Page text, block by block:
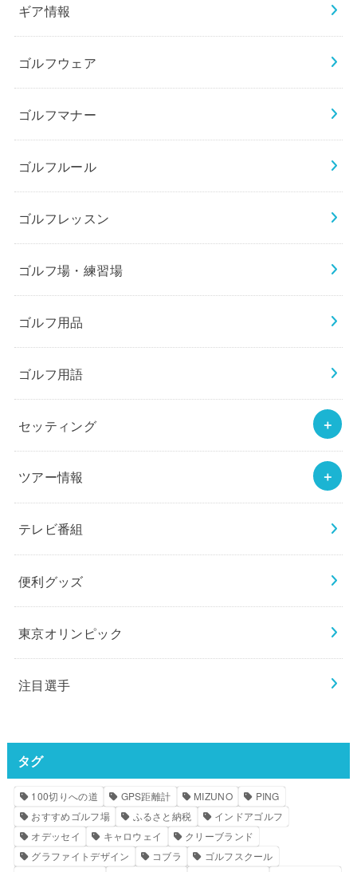
ギア情報
ゴルフウェア
ゴルフマナー
ゴルフルール
ゴルフレッスン
ゴルフ場・練習場
ゴルフ用品
ゴルフ用語
セッティング
ツアー情報
テレビ番組
便利グッズ
東京オリンピック
注目選手
タグ
100切りへの道 GPS距離計 MIZUNO
PING
おすすめゴルフ場
ふるさと納税
インドアゴルフ
オデッセイ
キャロウェイ
クリーブランド
グラファイトデザイン
コブラ
ゴルフスクール